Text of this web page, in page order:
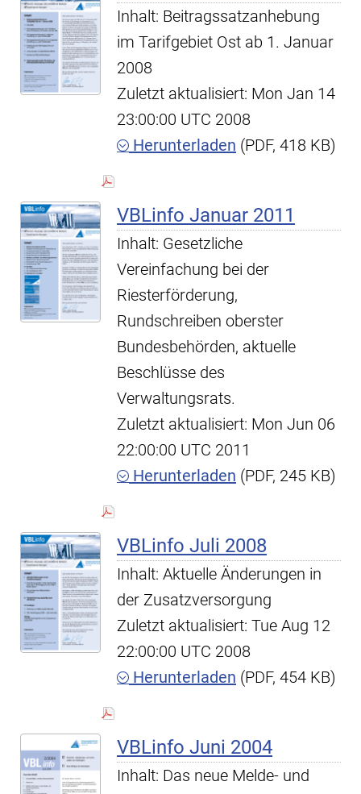
Inhalt: Beitragssatzanhebung
im Tarifgebiet Ost ab 1. Januar
2008
Zuletzt aktualisiert: Mon Jan 14
23:00:00 UTC 2008
Herunterladen (PDF, 418 KB)
VBLinfo Januar 2011
Inhalt: Gesetzliche
Vereinfachung bei der
Riesterförderung,
Rundschreiben oberster
Bundesbehörden, aktuelle
Beschlüsse des
Verwaltungsrats.
Zuletzt aktualisiert: Mon Jun 06
22:00:00 UTC 2011
Herunterladen (PDF, 245 KB)
VBLinfo Juli 2008
Inhalt: Aktuelle Änderungen in
der Zusatzversorgung
Zuletzt aktualisiert: Tue Aug 12
22:00:00 UTC 2008
Herunterladen (PDF, 454 KB)
VBLinfo Juni 2004
Inhalt: Das neue Melde- und